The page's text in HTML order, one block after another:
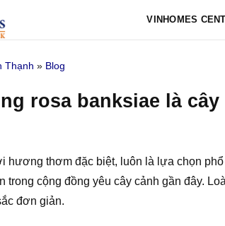
VINHOMES
Thạnh » Blog
rosa banksiae là
hương thơm đặc biệt, luôn là lựa chọn
trong cộng đồng yêu cây cảnh gần đây.
đơn giản.